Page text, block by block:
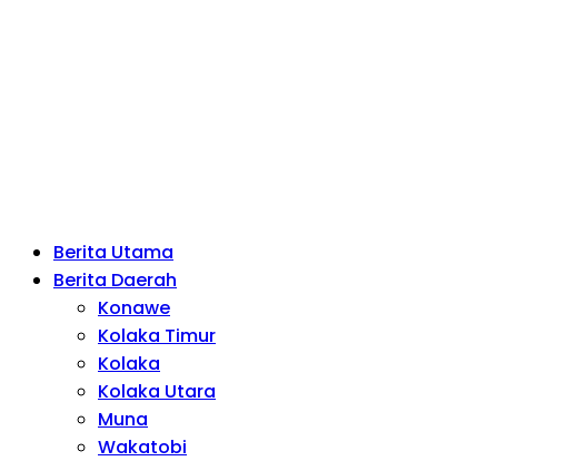
Berita Utama
Berita Daerah
Konawe
Kolaka Timur
Kolaka
Kolaka Utara
Muna
Wakatobi